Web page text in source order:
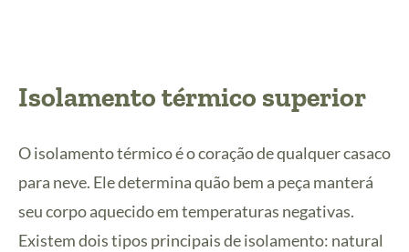
Isolamento térmico superior
O isolamento térmico é o coração de qualquer casaco
para neve. Ele determina quão bem a peça manterá
seu corpo aquecido em temperaturas negativas.
Existem dois tipos principais de isolamento: natural